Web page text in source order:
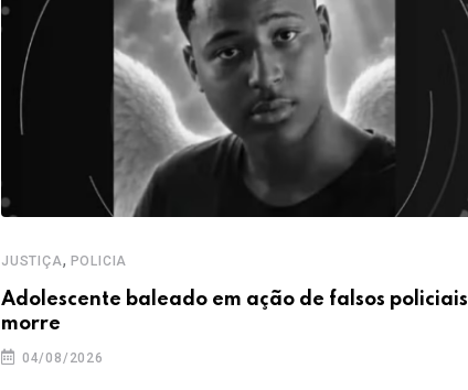
JUSTIÇA, POLICIA
Adolescente baleado em ação de falsos policiais
morre
04/08/2026